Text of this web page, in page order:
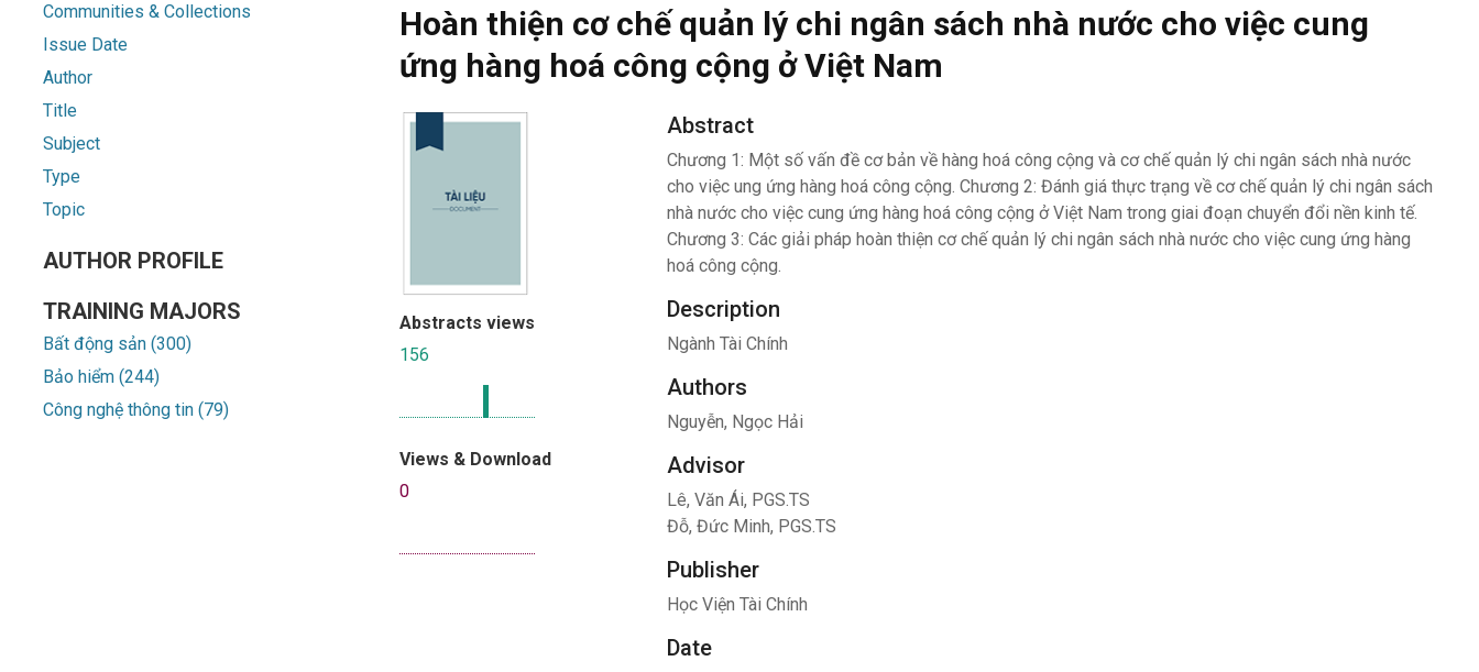
Communities & Collections
Issue Date
Author
Title
Subject
Type
Topic
AUTHOR PROFILE
TRAINING MAJORS
Bất động sản (300)
Bảo hiểm (244)
Công nghệ thông tin (79)
Hoàn thiện cơ chế quản lý chi ngân sách nhà nước cho việc cung
ứng hàng hoá công cộng ở Việt Nam
Abstracts views
156
Views & Download
0
Abstract
Chương 1: Một số vấn đề cơ bản về hàng hoá công cộng và cơ chế quản lý chi ngân sách nhà nước
cho việc ung ứng hàng hoá công cộng. Chương 2: Đánh giá thực trạng về cơ chế quản lý chi ngân sách
nhà nước cho việc cung ứng hàng hoá công cộng ở Việt Nam trong giai đoạn chuyển đổi nền kinh tế.
Chương 3: Các giải pháp hoàn thiện cơ chế quản lý chi ngân sách nhà nước cho việc cung ứng hàng
hoá công cộng.
Description
Ngành Tài Chính
Authors
Nguyễn, Ngọc Hải
Advisor
Lê, Văn Ái, PGS.TS
Đỗ, Đức Minh, PGS.TS
Publisher
Học Viện Tài Chính
Date